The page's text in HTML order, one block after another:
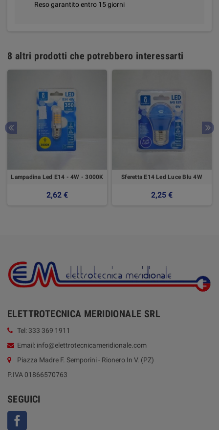
Reso garantito entro 15 giorni
8 altri prodotti che potrebbero interessarti
Lampadina Led E14 - 4W - 3000K
2,62 €
Sferetta E14 Led Luce Blu 4W
2,25 €
ELETTROTECNICA MERIDIONALE SRL
Tel: 333 369 1911
Email: info@elettrotecnicameridionale.com
Piazza Madre F. Semporini - Rionero In V. (PZ)
P.IVA 01866570763
SEGUICI